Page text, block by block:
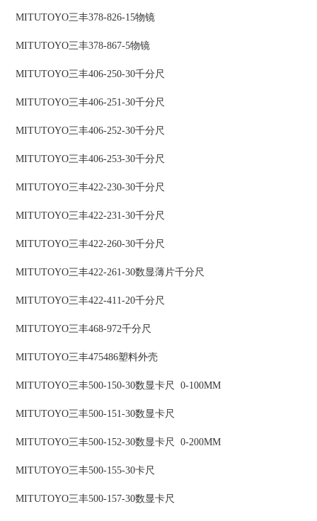
MITUTOYO三丰378-826-15物镜
MITUTOYO三丰378-867-5物镜
MITUTOYO三丰406-250-30千分尺
MITUTOYO三丰406-251-30千分尺
MITUTOYO三丰406-252-30千分尺
MITUTOYO三丰406-253-30千分尺
MITUTOYO三丰422-230-30千分尺
MITUTOYO三丰422-231-30千分尺
MITUTOYO三丰422-260-30千分尺
MITUTOYO三丰422-261-30数显薄片千分尺
MITUTOYO三丰422-411-20千分尺
MITUTOYO三丰468-972千分尺
MITUTOYO三丰475486塑料外壳
MITUTOYO三丰500-150-30数显卡尺 0-100MM
MITUTOYO三丰500-151-30数显卡尺
MITUTOYO三丰500-152-30数显卡尺 0-200MM
MITUTOYO三丰500-155-30卡尺
MITUTOYO三丰500-157-30数显卡尺